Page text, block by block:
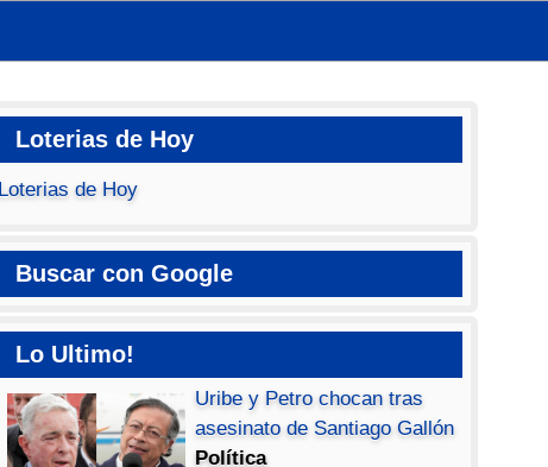
Loterias de Hoy
Loterias de Hoy
Buscar con Google
Lo Ultimo!
Uribe y Petro chocan tras
asesinato de Santiago Gallón
Política